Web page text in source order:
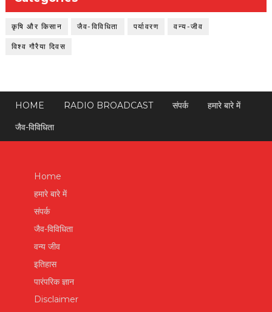
कृषि और किसान जैव-विविधिता पर्यावरण वन्य-जीव
विश्व गौरैया दिवस
HOME RADIO BROADCAST संपर्क
हमारे बारे में
जैव-विविधिता
Home
हमारे बारे में
संपर्क
जैव-विविधिता
वन्य जीव
इतिहास
पारंपरिक ज्ञान
Disclaimer